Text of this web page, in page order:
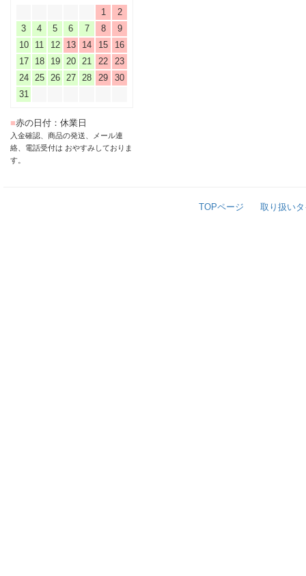
1
2
3
4 5 6 7 8
9
10
11 12 13 14 15
16
17
18 19 20 21 22
23
24
25 26 27 28 29
30
31
■赤の日付：休業日
入金確認、商品の発送、メール連
絡、電話受付は おやすみしておりま
す。
TOPページ 取り扱い